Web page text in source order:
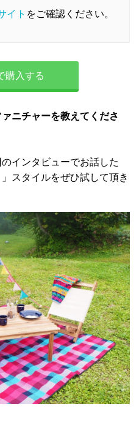
イト をご確認ください。
購入する
ニチャーを教えてくださ
インタビューでお話した
スタイルをぜひ試して頂き